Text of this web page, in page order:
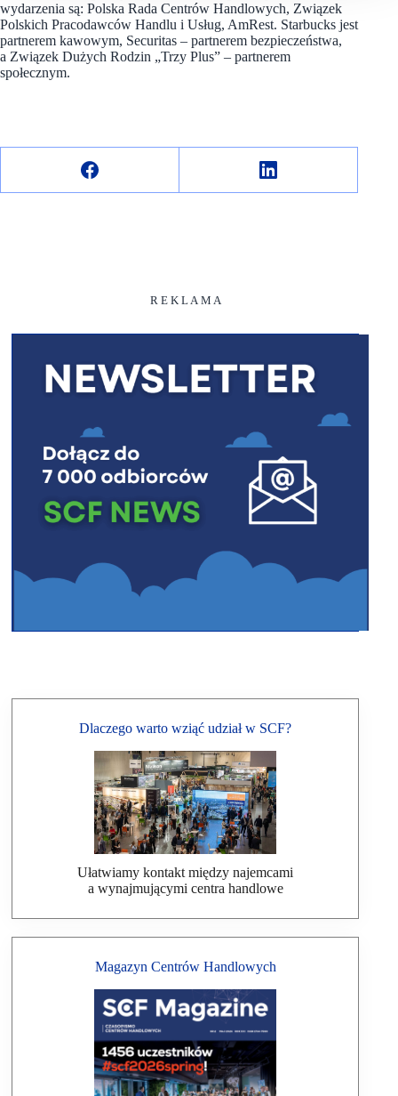
wydarzenia są: Polska Rada Centrów Handlowych, Związek
Polskich Pracodawców Handlu i Usług, AmRest. Starbucks jest
partnerem kawowym, Securitas – partnerem bezpieczeństwa,
a Związek Dużych Rodzin „Trzy Plus” – partnerem
społecznym.
R E K L A M A
Dlaczego warto wziąć udział w SCF?
Ułatwiamy kontakt między najemcami
a wynajmującymi centra handlowe
Magazyn Centrów Handlowych